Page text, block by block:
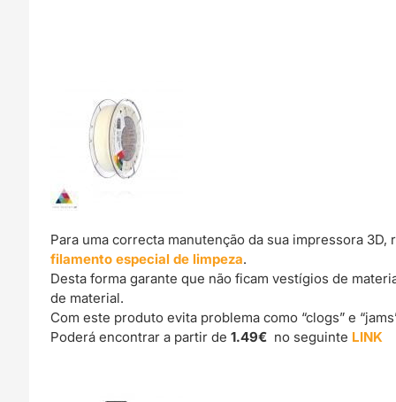
Para uma correcta manutenção da sua impressora
filamento especial de limpeza.
Desta forma garante que não ficam vestígios de
de material.
Com este produto evita problema como “clogs” e
Poderá encontrar a partir de1.49€ no seguinte LINK